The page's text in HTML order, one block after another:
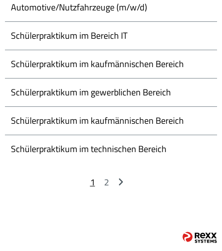
Automotive/Nutzfahrzeuge (m/w/d)
Schülerpraktikum im Bereich IT
Schülerpraktikum im kaufmännischen Bereich
Schülerpraktikum im gewerblichen Bereich
Schülerpraktikum im kaufmännischen Bereich
Schülerpraktikum im technischen Bereich
1 2